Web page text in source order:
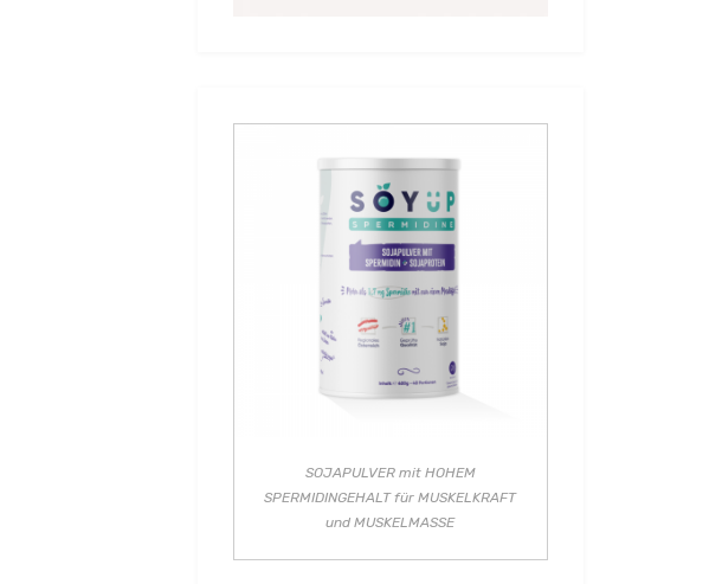
SOJAPULVER mit HOHEM
SPERMIDINGEHALT für MUSKELKRAFT
und MUSKELMASSE